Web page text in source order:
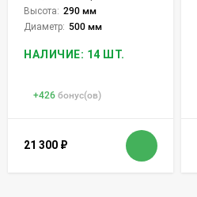
Высота: 290 мм
Диаметр: 500 мм
НАЛИЧИЕ: 14 ШТ.
+426 бонус(ов)
21 300 ₽